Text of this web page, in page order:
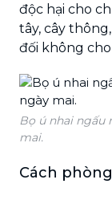
độc hại cho
tây, cây
đối không
Bọ ú nhai ngấu
mai.
Cách